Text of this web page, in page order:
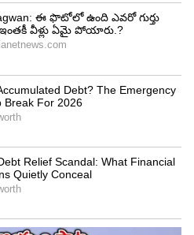
చిరంజీవి టాలీవుడ్ లో
నిర్మాత అశ్విని దత్
అతిలోక సుందరి అనే సినిమా
యండమూరి
దర్శకుడు ఎవరైతే